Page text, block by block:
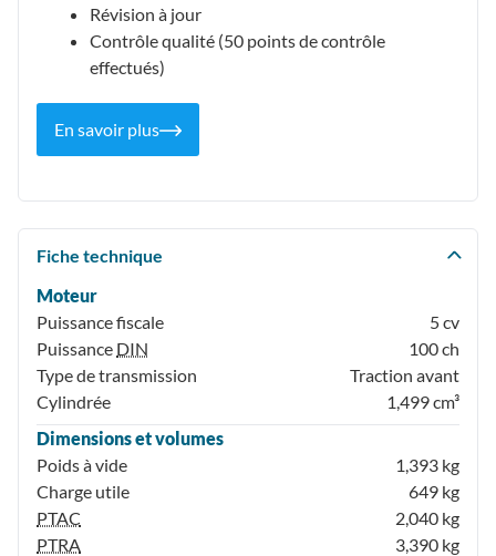
Révision à jour
Contrôle qualité (50 points de contrôle
effectués)
En savoir plus
Fiche technique
Moteur
Puissance fiscale
5 cv
Puissance DIN
100 ch
Type de transmission
Traction avant
Cylindrée
1,499 cm³
Dimensions et volumes
Poids à vide
1,393 kg
Charge utile
649 kg
PTAC
2,040 kg
PTRA
3,390 kg